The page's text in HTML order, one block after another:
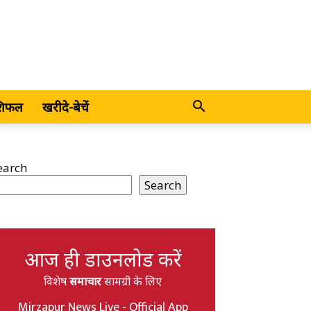
खरीदे-बेचें
Search
आज ही डाउनलोड करें
विशेषसमाचारसामग्री के लिए